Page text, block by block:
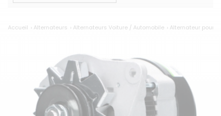
Accueil Alternateurs Alternateurs Voiture / Automobile Alternateur pour